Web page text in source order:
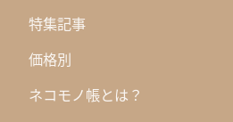
特集記事
価格別
ネコモノ帳とは？